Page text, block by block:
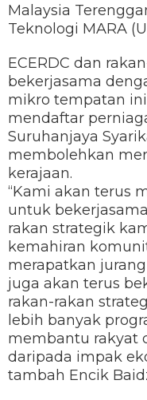
Malaysia
Teknologi MARA
ECERDC dan
bekerjasama
mikro tempatan
mendaftar
Suruhanjaya
membolehkan
kerajaan.
“Kami akan terus
untuk
rakan strategik
kemahiran
merapatkan
juga akan terus
rakan-rakan
lebih banyak
membantu rakyat
daripada impak
tambah Encik